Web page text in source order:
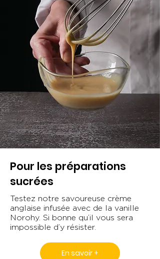
Pour les préparations
sucrées
Testez notre savoureuse crème
anglaise infusée avec de la vanille
Norohy. Si bonne qu’il vous sera
impossible d’y résister.
En savoir +